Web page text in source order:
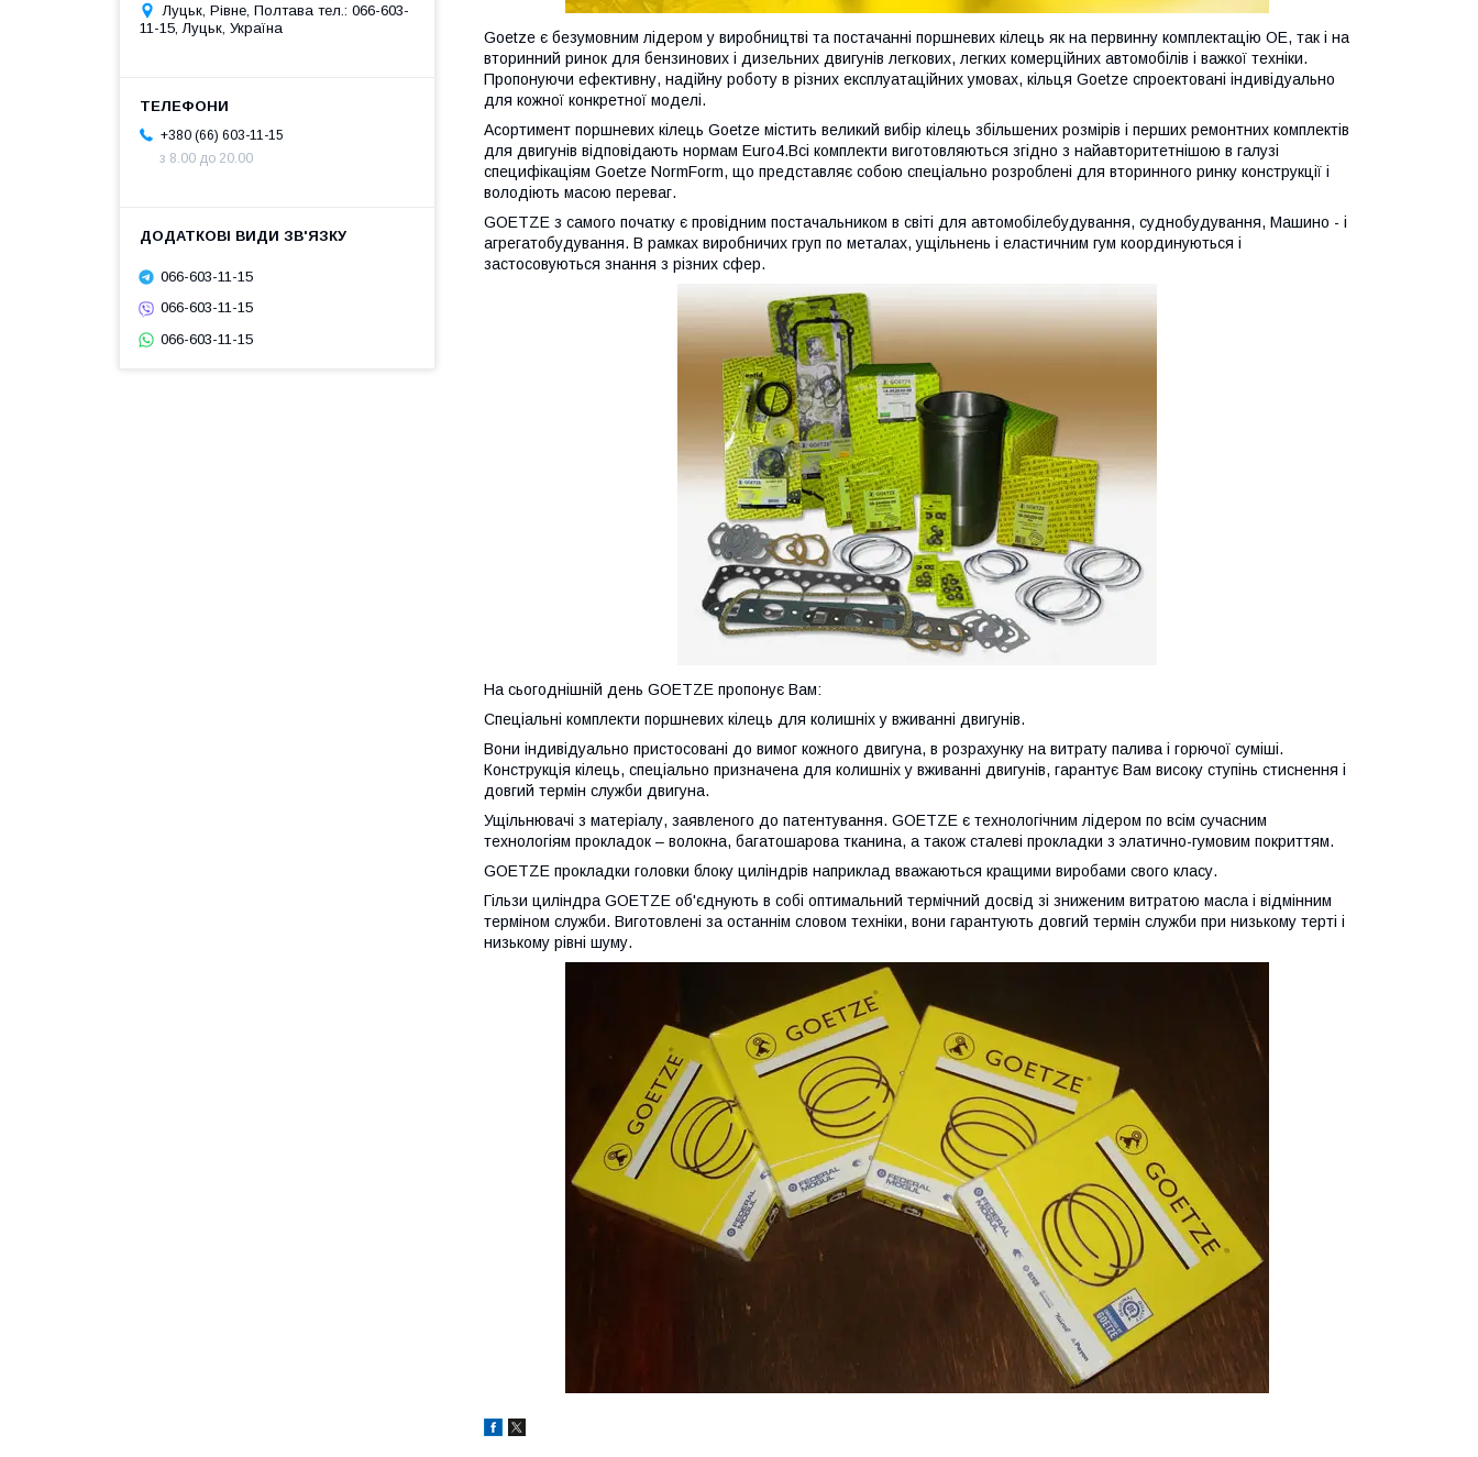
Goetze є безумовним лідером у виробництві та постачанні поршневих кілець як на первинну комплектацію OE, так і на
вторинний ринок для бензинових і дизельних двигунів легкових, легких комерційних автомобілів і важкої техніки.
Пропонуючи ефективну, надійну роботу в різних експлуатаційних умовах, кільця Goetze спроектовані індивідуально
для кожної конкретної моделі.
Асортимент поршневих кілець Goetze містить великий вибір кілець збільшених розмірів і перших ремонтних комплектів
для двигунів відповідають нормам Euro4.Всі комплекти виготовляються згідно з найавторитетнішою в галузі
специфікаціям Goetze NormForm, що представляє собою спеціально розроблені для вторинного ринку конструкції і
володіють масою переваг.
GOETZE з самого початку є провідним постачальником в світі для автомобілебудування, суднобудування, Машино - і
агрегатобудування. В рамках виробничих груп по металах, ущільнень і еластичним гум координуються і
застосовуються знання з різних сфер.
На сьогоднішній день GOETZE пропонує Вам:
Спеціальні комплекти поршневих кілець для колишніх у вживанні двигунів.
Вони індивідуально пристосовані до вимог кожного двигуна, в розрахунку на витрату палива і горючої суміші.
Конструкція кілець, спеціально призначена для колишніх у вживанні двигунів, гарантує Вам високу ступінь стиснення і
довгий термін служби двигуна.
Ущільнювачі з матеріалу, заявленого до патентування. GOETZE є технологічним лідером по всім сучасним
технологіям прокладок – волокна, багатошарова тканина, а також сталеві прокладки з элатично-гумовим покриттям.
GOETZE прокладки головки блоку циліндрів наприклад вважаються кращими виробами свого класу.
Гільзи циліндра GOETZE об'єднують в собі оптимальний термічний досвід зі зниженим витратою масла і відмінним
терміном служби. Виготовлені за останнім словом техніки, вони гарантують довгий термін служби при низькому терті і
низькому рівні шуму.
Луцьк, Рівне, Полтава тел.: 066-603-
11-15, Луцьк, Україна
+380 (66) 603-11-15
з 8.00 до 20.00
066-603-11-15
066-603-11-15
066-603-11-15